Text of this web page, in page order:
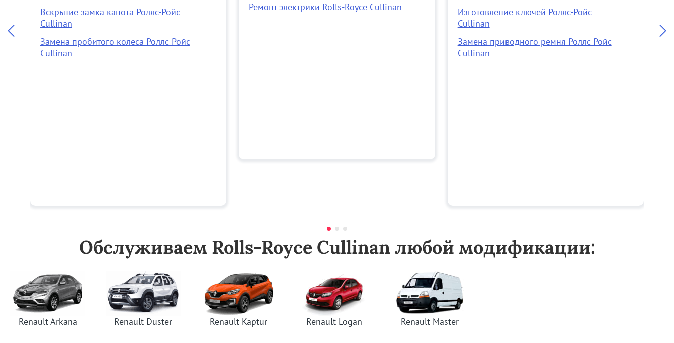
Вскрытие замка капота Роллс-Ройс
Cullinan
Замена пробитого колеса Роллс-Ройс
Cullinan
Ремонт электрики Rolls-Royce Cullinan
Изготовление ключей Роллс-Ройс
Cullinan
Замена приводного ремня Роллс-Ройс
Cullinan
Обслуживаем Rolls-Royce Cullinan любой модификации:
Renault Arkana Renault Duster Renault Kaptur Renault Logan Renault Master